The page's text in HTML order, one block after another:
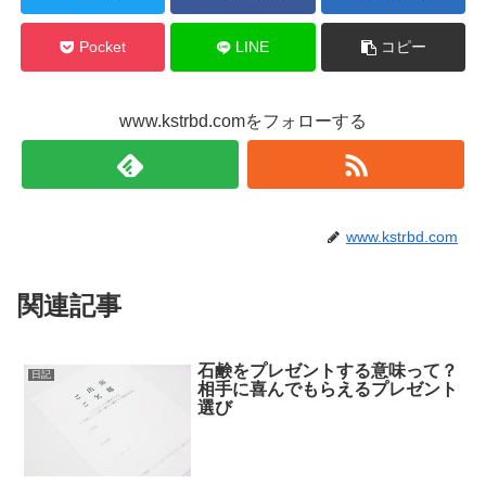
Pocket LINE コピー
www.kstrbd.comをフォローする
www.kstrbd.com
関連記事
日記
石鹸をプレゼントする意味って？
相手に喜んでもらえるプレゼント
選び